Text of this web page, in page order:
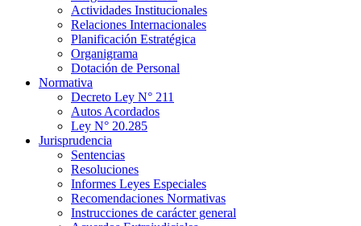
Actividades Institucionales
Relaciones Internacionales
Planificación Estratégica
Organigrama
Dotación de Personal
Normativa
Decreto Ley N° 211
Autos Acordados
Ley N° 20.285
Jurisprudencia
Sentencias
Resoluciones
Informes Leyes Especiales
Recomendaciones Normativas
Instrucciones de carácter general